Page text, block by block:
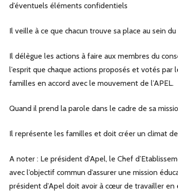
d’éventuels éléments confidentiels
Il veille à ce que chacun trouve sa place au sein
Il délègue les actions à faire aux membres du
l’esprit que chaque actions proposés et votés
familles en accord avec le mouvement de l’APEL.
Quand il prend la parole dans le cadre de sa
Il représente les familles et doit créer un climat
A noter : Le président d’Apel, le Chef
avec l’objectif commun d’assurer une mission
président d’Apel doit avoir à cœur de travailler